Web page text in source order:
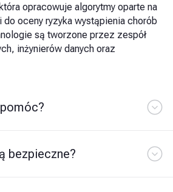
opracowuje algorytmy oparte na
oceny ryzyka wystąpienia chorób
są tworzone przez zespół
inżynierów danych oraz
bezpieczne?